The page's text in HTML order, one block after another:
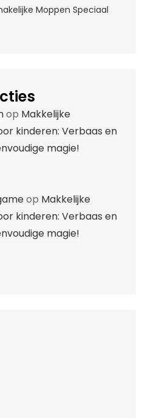
Moppen Speciaal
op Makkelijke
kinderen: Verbaas en
magie!
op Makkelijke
kinderen: Verbaas en
magie!